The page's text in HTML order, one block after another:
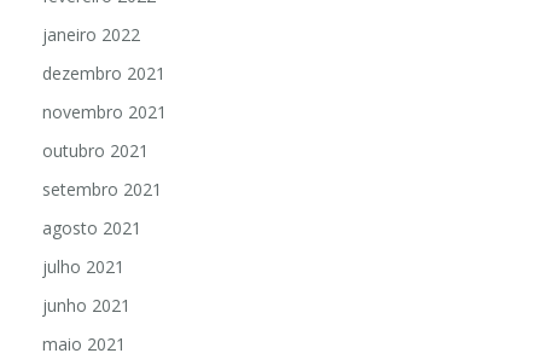
janeiro 2022
dezembro 2021
novembro 2021
outubro 2021
setembro 2021
agosto 2021
julho 2021
junho 2021
maio 2021